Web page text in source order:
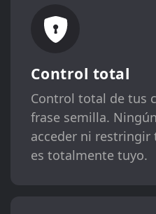
Control total
Control total de tus
frase semilla.
acceder ni restringir
es totalmente tuyo.